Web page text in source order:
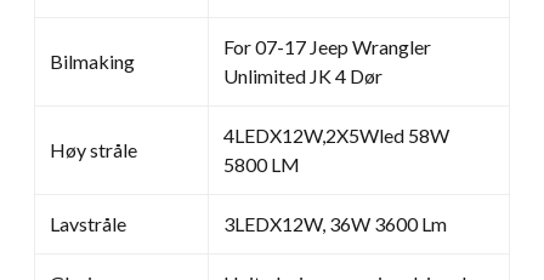
Bilmaking
For 07-17 Jeep Wrangler
Unlimited JK 4 Dør
Høy stråle
4LEDX12W,2X5Wled 58W
5800 LM
Lavstråle 3LEDX12W, 36W 3600 Lm